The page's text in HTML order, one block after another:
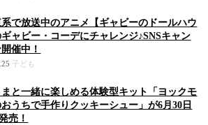
で放送中のアニメ【ギャビーのドールハウ
ャビー・コーデにチャレンジ♪SNSキャン
催中！
子ども
と一緒に楽しめる体験型キット「ヨックモ
おうちで手作りクッキーシュー」が6月30日
売！